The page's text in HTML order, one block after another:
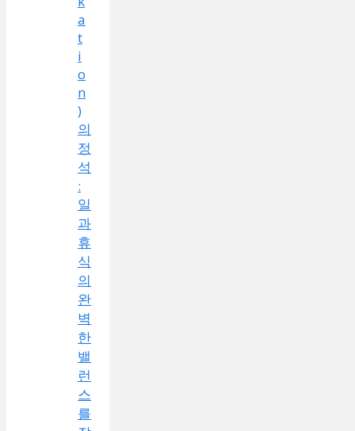
a
t
i
o
n
)
의
정
석
:
일
과
휴
식
의
완
벽
한
밸
런
스
를